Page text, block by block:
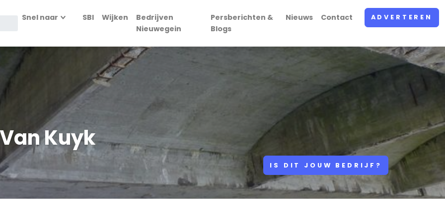
Snel naar SBI Wijken
Bedrijven
Nieuwegein
Persberichten &
Blogs
Nieuws Contact ADVERTEREN
Kuyk
IS DIT JOUW BEDRIJF?